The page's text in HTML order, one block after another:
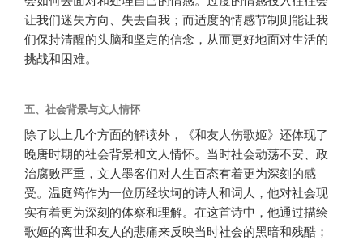
让我们迷失方向、失去自我；而适度的情感节制则能让我
们保持清醒的头脑和坚定的信念，从而更好地面对生活的
挑战和困难。
五、社会背景与文人情怀
除了以上几个方面的解读外，《和友人伤歌姬》还体现了
晚唐时期的社会背景和文人情怀。当时社会动荡不安、政
治腐败严重，文人墨客们对人生百态有着更为深刻的感
受。温庭筠作为一位历经坎坷的诗人和词人，他对社会现
实有着更为深刻的体察和理解。在这首诗中，他通过描绘
歌姬的离世和友人的悲痛来反映当时社会的黑暗和残酷；